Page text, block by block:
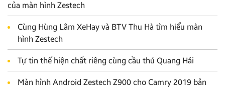
của màn hình Zestech
Cùng Hùng Lâm XeHay và BTV Thu Hà tìm hiểu màn
hình Zestech
Tự tin thể hiện chất riêng cùng cầu thủ Quang Hải
Màn hình Android Zestech Z900 cho Camry 2019 bản